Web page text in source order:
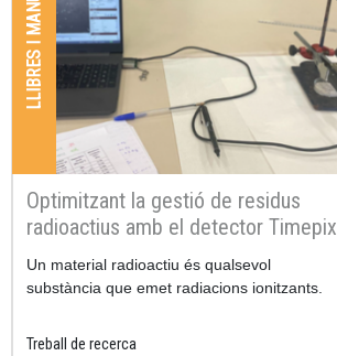
LLIBRES I MANUALS
Optimitzant la gestió de residus
radioactius amb el detector Timepix
Resum
Un material radioactiu és qualsevol
substància que emet radiacions ionitzants.
Treball de recerca